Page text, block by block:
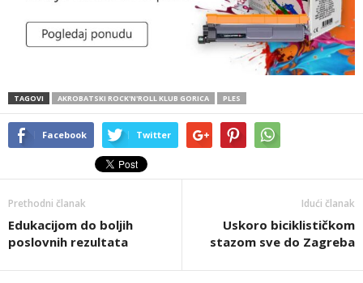
TAGOVI AKROBATSKI ROCK'N'ROLL KLUB GORICA PLES
Facebook Twitter
Prethodni članak
Edukacijom do boljih
poslovnih rezultata
Idući članak
Uskoro biciklističkom
stazom sve do Zagreba